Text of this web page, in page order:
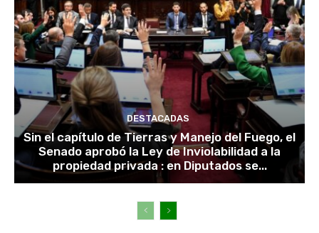
DESTACADAS
Sin el capítulo de Tierras y Manejo del Fuego, el
Senado aprobó la Ley de Inviolabilidad a la
propiedad privada : en Diputados se...